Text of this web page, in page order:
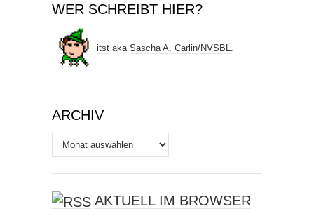
WER SCHREIBT HIER?
itst aka Sascha A. Carlin/NVSBL.
ARCHIV
Archiv
AKTUELL IM BROWSER